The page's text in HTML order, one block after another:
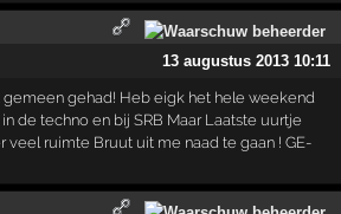
13 augustus 2013 10:11
gemeen gehad! Heb eigk het hele weekend
de techno en bij SRB Maar Laatste uurtje
veel ruimte Bruut uit me naad te gaan ! GE-